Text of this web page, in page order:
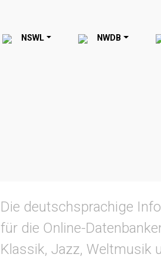
NSWL NWDB
Die deutschsprachige
für die Online-
Klassik, Jazz, Weltmusik